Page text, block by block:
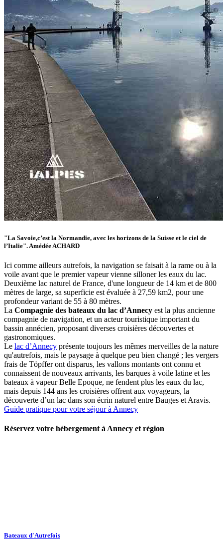
"La Savoie,c’est la Normandie, avec les horizons de la Suisse et le ciel de
l’Italie". Amédée ACHARD
Ici comme ailleurs autrefois, la navigation se faisait à la rame ou à la
voile avant que le premier vapeur vienne silloner les eaux du lac.
Deuxième lac naturel de France, d'une longueur de 14 km et de 800
mètres de large, sa superficie est évaluée à 27,59 km2, pour une
profondeur variant de 55 à 80 mètres.
La Compagnie des bateaux du lac d’Annecy est la plus ancienne
compagnie de navigation, et un acteur touristique important du
bassin annécien, proposant diverses croisières découvertes et
gastronomiques.
Le lac d’Annecy présente toujours les mêmes merveilles de la nature
qu'autrefois, mais le paysage à quelque peu bien changé ; les vergers
frais de Töpffer ont disparus, les vallons montants ont connu et
connaissent de nouveaux arrivants, les barques à voile latine et les
bateaux à vapeur Belle Epoque, ne fendent plus les eaux du lac,
mais depuis 144 ans les croisières offrent aux voyageurs, la
découverte d’un lac dans son écrin naturel entre Bauges et Aravis.
Guide pratique pour votre séjour à Annecy
Réservez votre hébergement à Annecy et région
Bateaux d'Autrefois